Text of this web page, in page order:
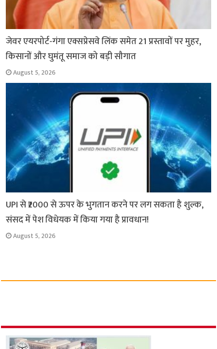
जेवर एयरपोर्ट-गंगा एक्सप्रेसवे लिंक समेत 21 प्रस्तावों पर मुहर,
किसानों और घुमंतू समाज को बड़ी सौगात
August 5, 2026
UPI से ₹2000 से ऊपर के भुगतान करने पर लग सकता है शुल्क,
संसद में पेश विधेयक में किया गया है प्रावधान!
August 5, 2026